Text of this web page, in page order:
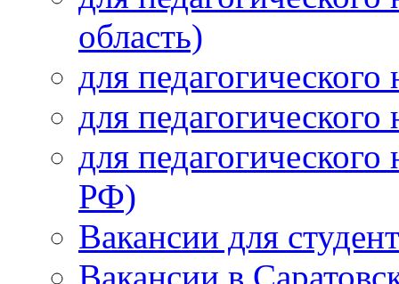
область)
для
для
для
РФ)
Вакансии для